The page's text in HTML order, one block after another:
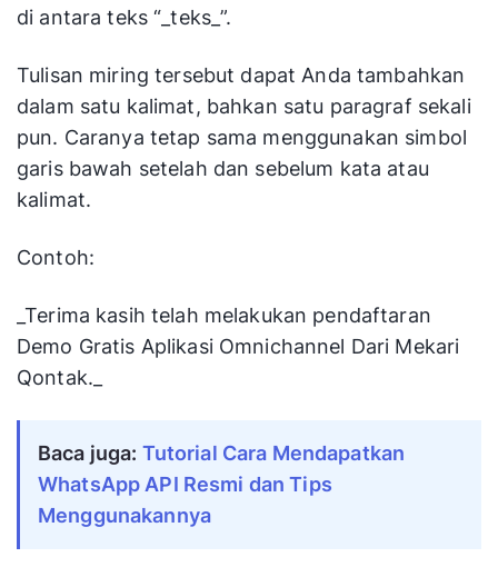
di antara teks “_teks_”.
Tulisan miring tersebut dapat Anda tambahkan
dalam satu kalimat, bahkan satu paragraf sekali
pun. Caranya tetap sama menggunakan simbol
garis bawah setelah dan sebelum kata atau
kalimat.
Contoh:
_Terima kasih telah melakukan pendaftaran
Demo Gratis Aplikasi Omnichannel Dari Mekari
Qontak._
Baca juga: Tutorial Cara Mendapatkan
WhatsApp API Resmi dan Tips
Menggunakannya